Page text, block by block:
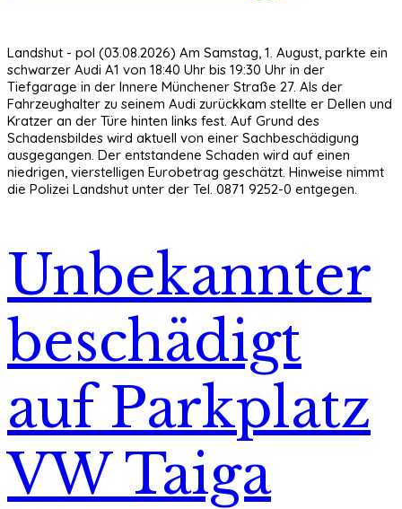
Landshut - pol (03.08.2026) Am Samstag, 1. August, parkte ein
schwarzer Audi A1 von 18:40 Uhr bis 19:30 Uhr in der
Tiefgarage in der Innere Münchener Straße 27. Als der
Fahrzeughalter zu seinem Audi zurückkam stellte er Dellen und
Kratzer an der Türe hinten links fest. Auf Grund des
Schadensbildes wird aktuell von einer Sachbeschädigung
ausgegangen. Der entstandene Schaden wird auf einen
niedrigen, vierstelligen Eurobetrag geschätzt. Hinweise nimmt
die Polizei Landshut unter der Tel. 0871 9252-0 entgegen.
Unbekannter
beschädigt
auf Parkplatz
VW Taiga